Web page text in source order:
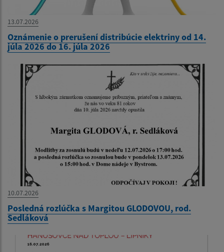
13.07.2026
Oznámenie o prerušení distribúcie elektriny od 14.
júla 2026 do 16. júla 2026
10.07.2026
Posledná rozlúčka s Margitou GLODOVOU, rod.
Sedláková